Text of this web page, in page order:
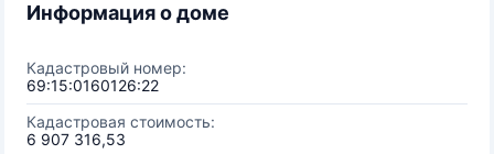
Информация о доме
Кадастровый номер:
69:15:0160126:22
Кадастровая стоимость:
6 907 316,53